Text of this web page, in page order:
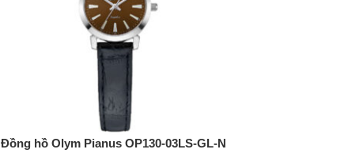
Đồng hồ Olym Pianus OP130-03LS-GL-N